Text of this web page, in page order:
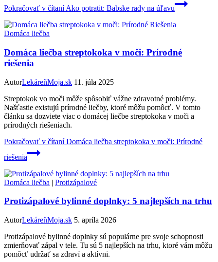
Pokračovať v čítaníAko potratit: Babske rady na úľavu
Domáca liečba
Domáca liečba streptokoka v moči: Prírodné
riešenia
AutorLekáreňMoja.sk 11. júla 2025
Streptokok vo moči môže spôsobiť vážne zdravotné problémy.
Našťastie existujú prírodné liečby, ktoré môžu pomôcť. V tomto
článku sa dozviete viac o domácej liečbe streptokoka v moči a
prírodných riešeniach.
Pokračovať v čítaníDomáca liečba streptokoka v moči: Prírodné
riešenia
Domáca liečba | Protizápalové
Protizápalové bylinné doplnky: 5 najlepších na trhu
AutorLekáreňMoja.sk 5. apríla 2026
Protizápalové bylinné doplnky sú populárne pre svoje schopnosti
zmierňovať zápal v tele. Tu sú 5 najlepších na trhu, ktoré vám môžu
pomôcť udržať sa zdraví a aktívni.